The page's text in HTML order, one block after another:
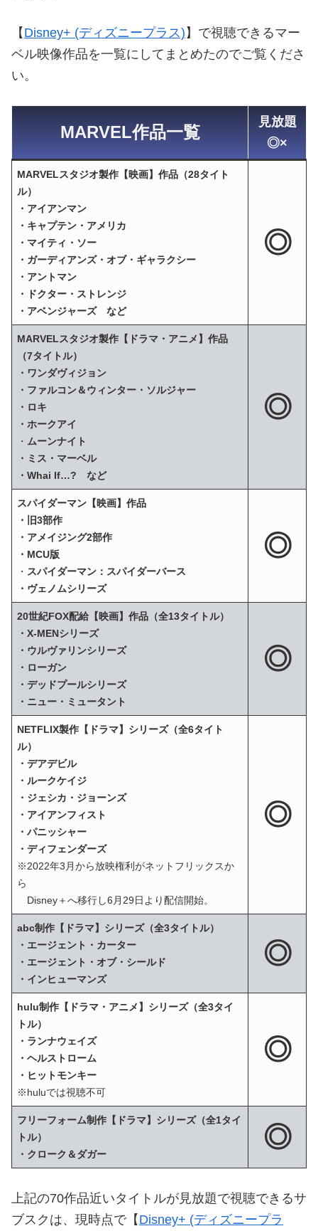
【 Disney+ (ディズニープラス) 】で視聴できるマー
ベル映像作品を一覧にしてまとめたのでご覧くださ
い。
MARVEL作品一覧
見放題
◎×
MARVELスタジオ製作【映画】作品（28タイト
ル）
・アイアンマン
・キャプテン・アメリカ
・マイティ・ソー
・ガーディアンズ・オブ・ギャラクシー
・アントマン
・ドクター・ストレンジ
・アベンジャーズ など
◎
MARVELスタジオ製作【ドラマ・アニメ】作品
（7タイトル）
・ワンダヴィジョン
・ファルコン＆ウィンター・ソルジャー
・ロキ
・ホークアイ
・ ムーンナイト
・ミス・マーベル
・Whai If…? など
◎
スパイダーマン【映画】作品
・旧3部作
・アメイジング2部作
・MCU版
・ スパイダーマン：スパイダーバース
・ヴェノムシリーズ
◎
20世紀FOX配給【映画】作品（全13タイトル）
・X‐MENシリーズ
・ウルヴァリンシリーズ
・ローガン
・デッドプールシリーズ
・ニュー・ミュータント
◎
NETFLIX製作【ドラマ】シリーズ（全6タイト
ル）
・デアデビル
・ルークケイジ
・ジェシカ・ジョーンズ
・アイアンフィスト
・パニッシャー
・ディフェンダーズ
※2022年3月から放映権利がネットフリックスか
ら
Disney＋へ移行し6月29日より配信開始。
◎
abc制作【ドラマ】シリーズ（全3タイトル）
・エージェント・カーター
・エージェント・オブ・シールド
・インヒューマンズ
◎
hulu制作【ドラマ・アニメ】シリーズ（全3タイ
トル）
・ランナウェイズ
・ヘルストローム
・ヒットモンキー
※huluでは視聴不可
◎
フリーフォーム制作【ドラマ】シリーズ（全1タイ
トル）
・クローク＆ダガー
◎
上記の70作品近いタイトルが見放題で視聴できるサ
ブスクは、現時点で【 Disney+ (ディズニープラ